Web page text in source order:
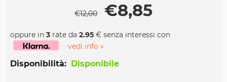
€12,00 €8,85
oppure in 3 rate da 2.95 € senza interessi con
vedi info »
Disponibilità: Disponibile